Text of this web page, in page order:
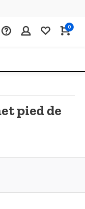
0
pied de